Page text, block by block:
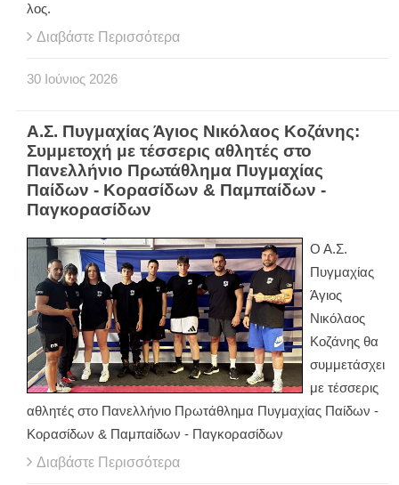
λος.
Διαβάστε Περισσότερα
30 Ιούνιος 2026
Α.Σ. Πυγμαχίας Άγιος Νικόλαος Κοζάνης:
Συμμετοχή με τέσσερις αθλητές στο
Πανελλήνιο Πρωτάθλημα Πυγμαχίας
Παίδων - Κορασίδων & Παμπαίδων -
Παγκορασίδων
Ο Α.Σ.
Πυγμαχίας
Άγιος
Νικόλαος
Κοζάνης θα
συμμετάσχει
με τέσσερις
αθλητές στο Πανελλήνιο Πρωτάθλημα Πυγμαχίας Παίδων -
Κορασίδων & Παμπαίδων - Παγκορασίδων
Διαβάστε Περισσότερα